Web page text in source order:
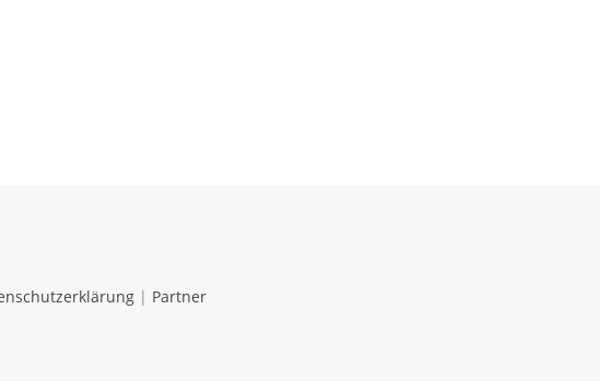
| Partner